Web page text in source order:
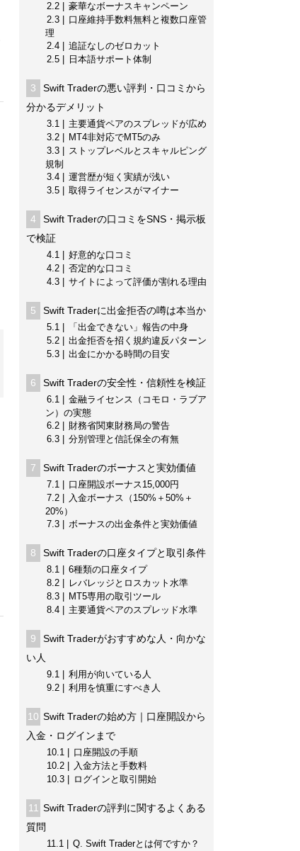
2.2
豪華なボーナスキャンペーン
2.3
口座維持手数料無料と複数口座管
理
2.4
追証なしのゼロカット
2.5
日本語サポート体制
3
Swift Traderの悪い評判・口コミから
分かるデメリット
3.1
主要通貨ペアのスプレッドが広め
3.2
MT4非対応でMT5のみ
3.3
ストップレベルとスキャルピング
規制
3.4
運営歴が短く実績が浅い
3.5
取得ライセンスがマイナー
4
Swift Traderの口コミをSNS・掲示板
で検証
4.1
好意的な口コミ
4.2
否定的な口コミ
4.3
サイトによって評価が割れる理由
5 Swift Traderに出金拒否の噂は本当か
5.1
「出金できない」報告の中身
5.2
出金拒否を招く規約違反パターン
5.3
出金にかかる時間の目安
6 Swift Traderの安全性・信頼性を検証
6.1
金融ライセンス（コモロ・ラブア
ン）の実態
6.2
財務省関東財務局の警告
6.3
分別管理と信託保全の有無
7 Swift Traderのボーナスと実効価値
7.1
口座開設ボーナス15,000円
7.2
入金ボーナス（150%＋50%＋
20%）
7.3
ボーナスの出金条件と実効価値
8 Swift Traderの口座タイプと取引条件
8.1
6種類の口座タイプ
8.2
レバレッジとロスカット水準
8.3
MT5専用の取引ツール
8.4
主要通貨ペアのスプレッド水準
9
Swift Traderがおすすめな人・向かな
い人
9.1
利用が向いている人
9.2
利用を慎重にすべき人
10 Swift Traderの始め方｜口座開設から
入金・ログインまで
10.1
口座開設の手順
10.2
入金方法と手数料
10.3
ログインと取引開始
11 Swift Traderの評判に関するよくある
質問
11.1
Q. Swift Traderとは何ですか？